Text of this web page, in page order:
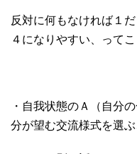
反対に何もなければ１
４になりやすい、って
・自我状態のＡ（自分
分が望む交流様式を選